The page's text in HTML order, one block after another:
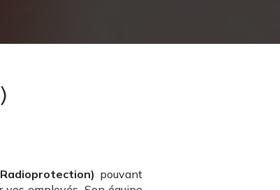
Radioprotection) pouvant